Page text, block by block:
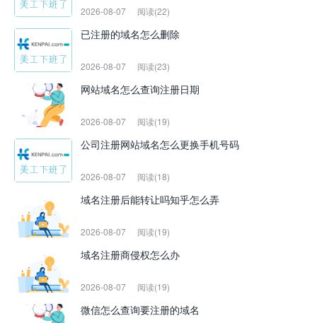
2026-08-07 阅读(22)
已注册的域名怎么删除
2026-08-07 阅读(23)
网站域名怎么查询注册日期
2026-08-07 阅读(19)
公司注册网站域名怎么更换手机号码
2026-08-07 阅读(18)
域名注册后能转让吗知乎怎么弄
2026-08-07 阅读(19)
域名注册商侵权怎么办
2026-08-07 阅读(19)
微信怎么查询要注册的域名